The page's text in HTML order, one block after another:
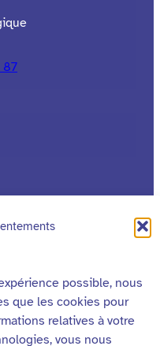
possible, nous
que les cookies pour
relatives à votre
vous nous
87